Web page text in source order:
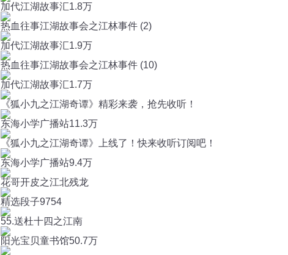
加代江湖故事汇1.8万
热血往事江湖故事会之江林事件 (2)
加代江湖故事汇1.9万
热血往事江湖故事会之江林事件 (10)
加代江湖故事汇1.7万
《狐小九之江湖奇谭》精彩来袭，抢先收听！
东海小学广播站11.3万
《狐小九之江湖奇谭》上线了！快来收听订阅吧！
东海小学广播站9.4万
花哥开皮之江北残龙
精选段子9754
55.送杜十四之江南
阳光宝贝童书馆50.7万